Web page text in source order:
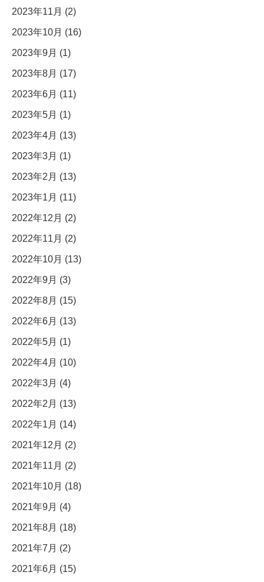
2023年11月 (2)
2023年10月 (16)
2023年9月 (1)
2023年8月 (17)
2023年6月 (11)
2023年5月 (1)
2023年4月 (13)
2023年3月 (1)
2023年2月 (13)
2023年1月 (11)
2022年12月 (2)
2022年11月 (2)
2022年10月 (13)
2022年9月 (3)
2022年8月 (15)
2022年6月 (13)
2022年5月 (1)
2022年4月 (10)
2022年3月 (4)
2022年2月 (13)
2022年1月 (14)
2021年12月 (2)
2021年11月 (2)
2021年10月 (18)
2021年9月 (4)
2021年8月 (18)
2021年7月 (2)
2021年6月 (15)